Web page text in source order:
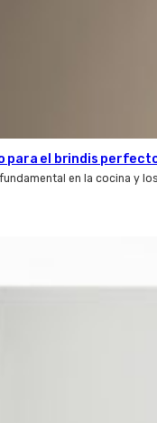
para el brindis
en la cocina y